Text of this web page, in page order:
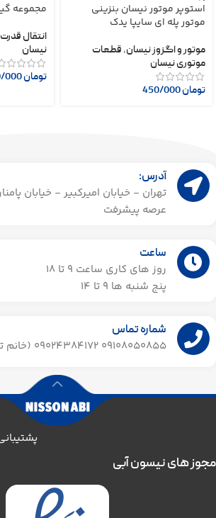
استوپر موتور نیسان بنزینی
موتور پله ای سایپا یدک
موتور و اگزوز نیسان, قطعات
موتوری نیسان
تومان
مجموعه
انتقال قدرت
نیسان
تومان
آدرس:
تهران - خیابان امیرکبیر - خیابان
عرصه پیشرفت
ساعت
روز های کاری ساعت ۹ تا 18
پنج شنبه ها 9 تا 14​
شماره تماس
09108050855 09024384172 (خانم ترک)
پشتیبانی
مجوز های نیسون آبی